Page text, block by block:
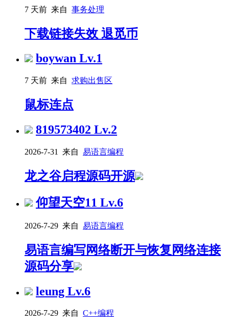
7 天前 来自 事务处理
下载链接失效 退觅币
boywan Lv.1
7 天前 来自 求购出售区
鼠标连点
819573402 Lv.2
2026-7-31 来自 易语言编程
龙之谷启程源码开源
仰望天空11 Lv.6
2026-7-29 来自 易语言编程
易语言编写网络断开与恢复网络连接
源码分享
leung Lv.6
2026-7-29 来自 C++编程